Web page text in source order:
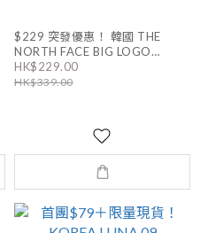
$229 突發優惠！ 韓國 THE
NORTH FACE BIG LOGO
SHOULDER BAG｜男女同款
HK$229.00
HK$339.00